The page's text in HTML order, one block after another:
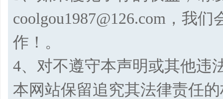
coolgou1987@126.com，我
作！。
4、对不遵守本声明或其他违
本网站保留追究其法律责任